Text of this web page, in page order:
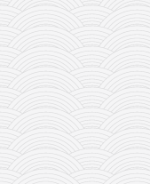
тонфа
тимбеи рочин
тсунами дојо
програм